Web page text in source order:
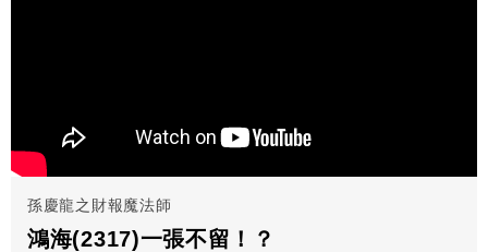
孫慶龍之財報魔法師
鴻海(2317)一張不留！？